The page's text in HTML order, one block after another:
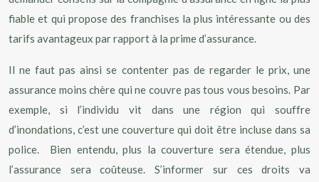
fiable et qui propose des franchises la plus intéressante ou des
tarifs avantageux par rapport à la prime d’assurance.
Il ne faut pas ainsi se contenter pas de regarder le prix, une
assurance moins chère qui ne couvre pas tous vous besoins. Par
exemple, si l’individu vit dans une région qui souffre
d’inondations, c’est une couverture qui doit être incluse dans sa
police. Bien entendu, plus la couverture sera étendue, plus
l’assurance sera coûteuse. S’informer sur ces droits va